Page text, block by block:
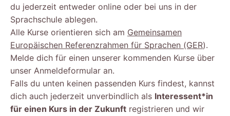
du jederzeit entweder online oder bei uns in der
Sprachschule ablegen.
Alle Kurse orientieren sich am Gemeinsamen
Europäischen Referenzrahmen für Sprachen (GER).
Melde dich für einen unserer kommenden Kurse über
unser Anmeldeformular an.
Falls du unten keinen passenden Kurs findest, kannst
dich auch jederzeit unverbindlich als Interessent*in
für einen Kurs in der Zukunft registrieren und wir